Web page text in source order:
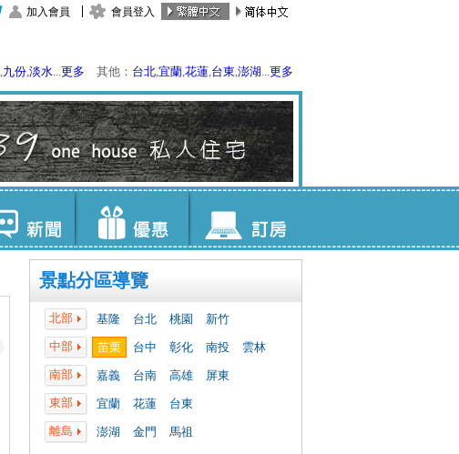
加入會員 會員登入
,九份,淡水...更多 其他： 台北,宜蘭,花蓮,台東,澎湖...更多
景點分區導覽
北部 基隆 台北 桃園
新竹
中部
苗栗 台中 彰化 南投
雲林
南部
嘉義 台南 高雄
屏東
東部
宜蘭 花蓮
台東
離島
澎湖 金門 馬祖